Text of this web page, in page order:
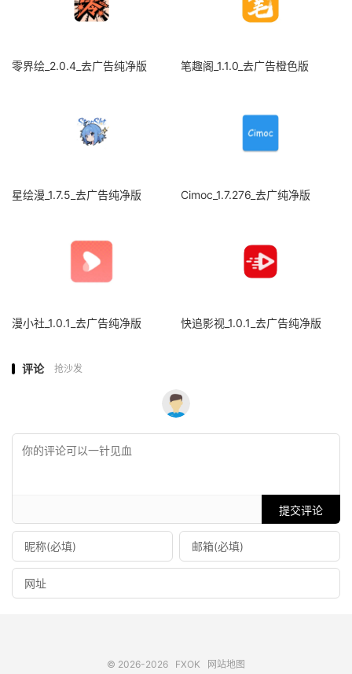
零界绘_2.0.4_去广告纯净版 笔趣阁_1.1.0_去广告橙色版
星绘漫_1.7.5_去广告纯净版 Cimoc_1.7.276_去广纯净版
漫小社_1.0.1_去广告纯净版 快追影视_1.0.1_去广告纯净版
评论 抢沙发
提交评论
© 2026-2026 FXOK 网站地图